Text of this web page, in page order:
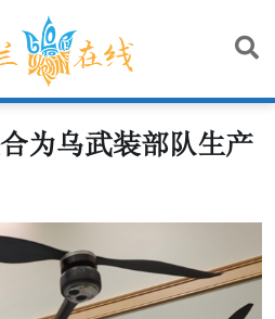
为乌武装部队生产